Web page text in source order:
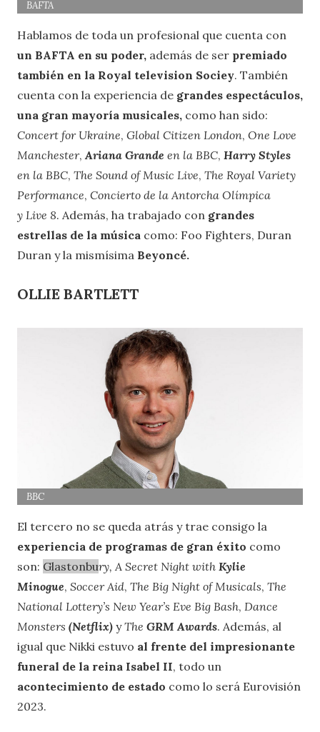
BAFTA
Hablamos de toda un profesional que cuenta con
un BAFTA en su poder, además de ser premiado
también en la Royal television Sociey. También
cuenta con la experiencia de grandes espectáculos,
una gran mayoría musicales, como han sido:
Concert for Ukraine, Global Citizen London, One Love
Manchester, Ariana Grande en la BBC, Harry Styles
en la BBC, The Sound of Music Live, The Royal Variety
Performance, Concierto de la Antorcha Olímpica
y Live 8. Además, ha trabajado con grandes
estrellas de la música como: Foo Fighters, Duran
Duran y la mismísima Beyoncé.
OLLIE BARTLETT
BBC
El tercero no se queda atrás y trae consigo la
experiencia de programas de gran éxito como
son: Glastonbury, A Secret Night with Kylie
Minogue, Soccer Aid, The Big Night of Musicals, The
National Lottery’s New Year’s Eve Big Bash, Dance
Monsters (Netflix) yThe GRM Awards. Además, al
igual que Nikki estuvo al frente del impresionante
funeral de la reina Isabel II, todo un
acontecimiento de estado como lo será Eurovisión
2023.